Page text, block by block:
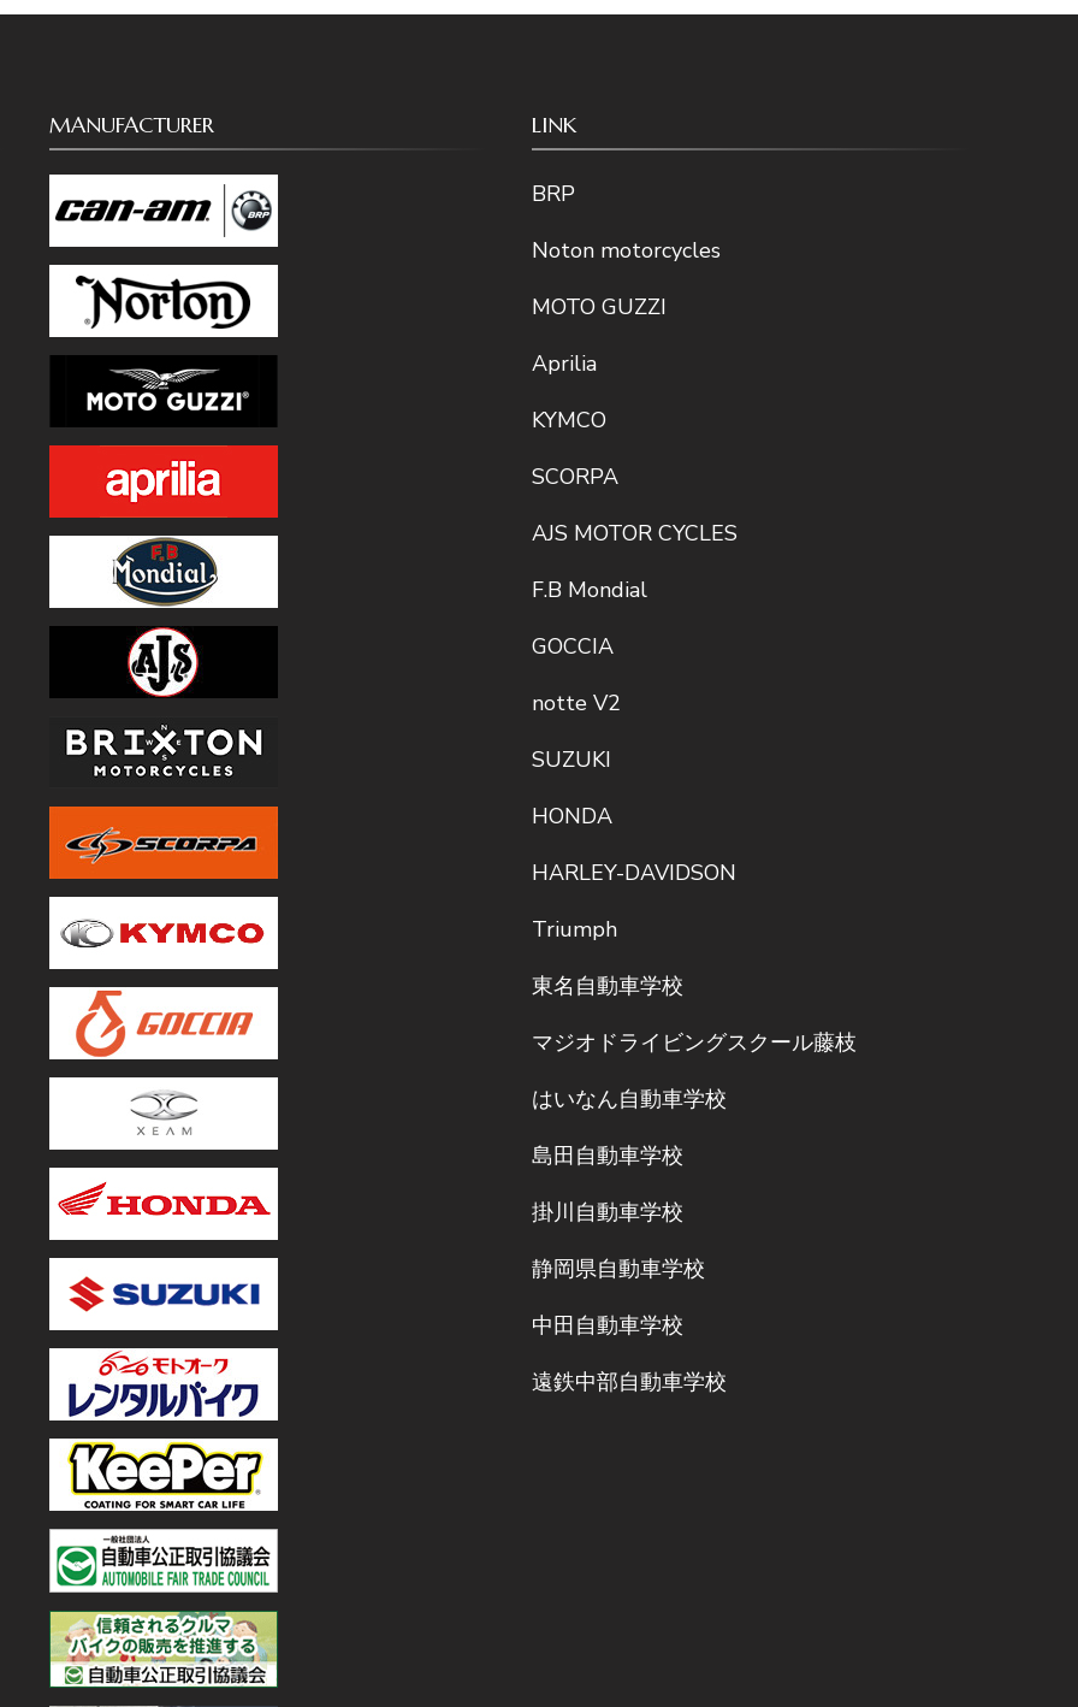
MANUFACTURER LINK
BRP
Noton motorcycles
MOTO GUZZI
Aprilia
KYMCO
SCORPA
AJS MOTOR CYCLES
F.B Mondial
GOCCIA
notte V2
SUZUKI
HONDA
HARLEY-DAVIDSON
Triumph
東名自動車学校
マジオドライビングスクール藤枝
はいなん自動車学校
島田自動車学校
掛川自動車学校
静岡県自動車学校
中田自動車学校
遠鉄中部自動車学校